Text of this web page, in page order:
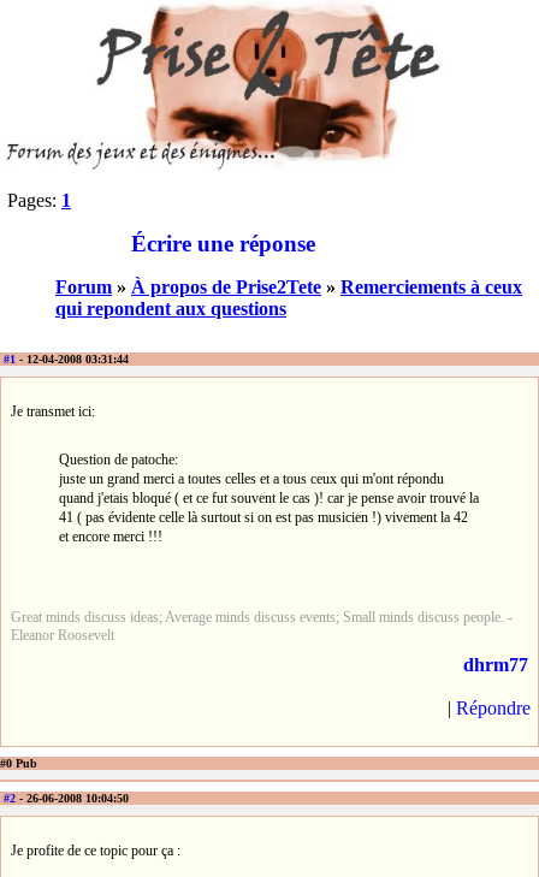
Pages: 1
Écrire une réponse
Forum » À propos de Prise2Tete » Remerciements à ceux
qui repondent aux questions
#1 - 12-04-2008 03:31:44
Je transmet ici:
Question de patoche:
juste un grand merci a toutes celles et a tous ceux qui m'ont répondu
quand j'etais bloqué ( et ce fut souvent le cas )! car je pense avoir trouvé la
41 ( pas évidente celle là surtout si on est pas musicien !) vivement la 42
et encore merci !!!
Great minds discuss ideas; Average minds discuss events; Small minds discuss people. -
Eleanor Roosevelt
dhrm77
| Répondre
#0 Pub
#2 - 26-06-2008 10:04:50
Je profite de ce topic pour ça :